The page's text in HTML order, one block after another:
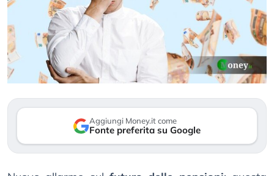
Aggiungi Money.it come
Fonte preferita su Google